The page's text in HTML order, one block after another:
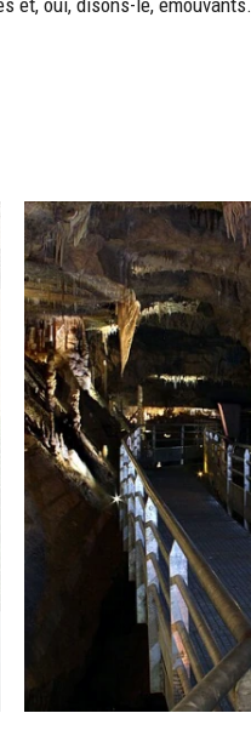
et, oui, disons-le, émouvants.